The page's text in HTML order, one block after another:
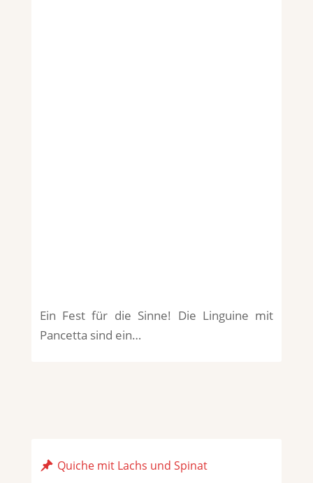
Ein Fest für die Sinne! Die Linguine mit
Pancetta sind ein…
Quiche mit Lachs und Spinat